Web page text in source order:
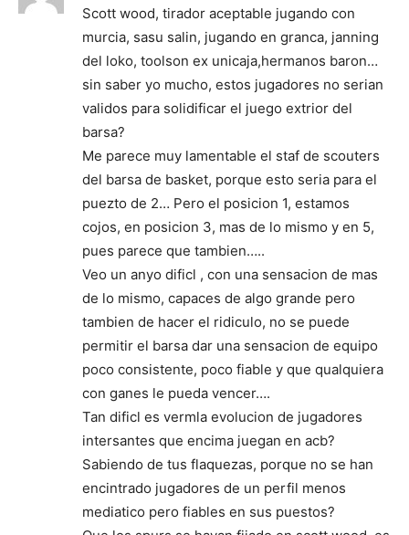
Scott wood, tirador aceptable jugando con
murcia, sasu salin, jugando en granca, janning
del loko, toolson ex unicaja,hermanos baron…
sin saber yo mucho, estos jugadores no serian
validos para solidificar el juego extrior del
barsa?
Me parece muy lamentable el staf de scouters
del barsa de basket, porque esto seria para el
puezto de 2… Pero el posicion 1, estamos
cojos, en posicion 3, mas de lo mismo y en 5,
pues parece que tambien…..
Veo un anyo dificl , con una sensacion de mas
de lo mismo, capaces de algo grande pero
tambien de hacer el ridiculo, no se puede
permitir el barsa dar una sensacion de equipo
poco consistente, poco fiable y que qualquiera
con ganes le pueda vencer….
Tan dificl es vermla evolucion de jugadores
intersantes que encima juegan en acb?
Sabiendo de tus flaquezas, porque no se han
encintrado jugadores de un perfil menos
mediatico pero fiables en sus puestos?